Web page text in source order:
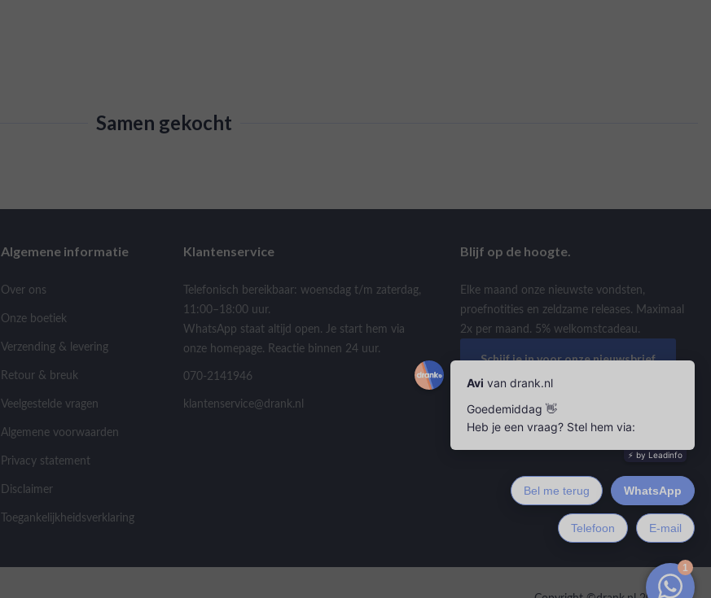
Samen gekocht
Algemene informatie
Over ons
Onze boetiek
Verzending & levering
Retour & breuk
Veelgestelde vragen
Algemene voorwaarden
Privacy statement
Disclaimer
Toegankelijkheidsverklaring
Klantenservice
Telefonisch bereikbaar: woensdag t/m zaterdag,
11:00–18:00 uur.
WhatsApp staat altijd open. Je start hem via
onze homepage. Reactie binnen 24 uur.
070-2141946
klantenservice@drank.nl
Blijf op de hoogte.
Elke maand onze nieuwste vondsten,
proefnotities en zeldzame releases. Maximaal
2x per maand. 5% welkomstcadeau.
Schijf je in voor onze nieuwsbrief